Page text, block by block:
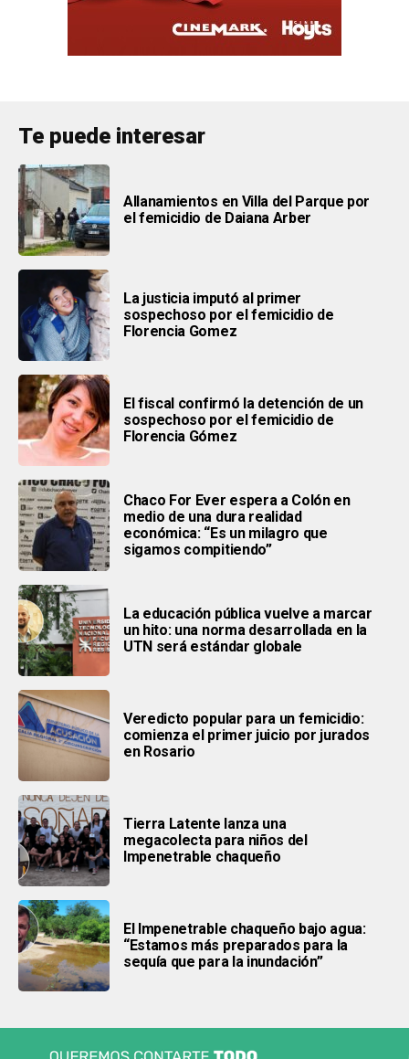
Te puede interesar
Allanamientos en Villa del Parque por
el femicidio de Daiana Arber
La justicia imputó al primer
sospechoso por el femicidio de
Florencia Gomez
El fiscal confirmó la detención de un
sospechoso por el femicidio de
Florencia Gómez
Chaco For Ever espera a Colón en
medio de una dura realidad
económica: “Es un milagro que
sigamos compitiendo”
La educación pública vuelve a marcar
un hito: una norma desarrollada en la
UTN será estándar globale
Veredicto popular para un femicidio:
comienza el primer juicio por jurados
en Rosario
Tierra Latente lanza una
megacolecta para niños del
Impenetrable chaqueño
El Impenetrable chaqueño bajo agua:
“Estamos más preparados para la
sequía que para la inundación”